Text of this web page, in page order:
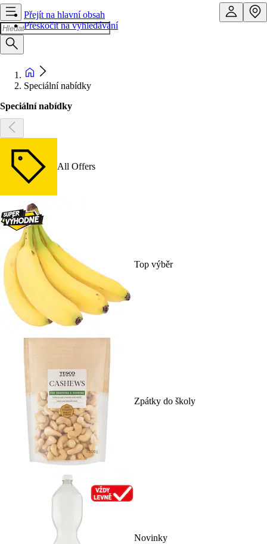
Přejít na hlavní obsah
Přeskočit na vyhledávání
Speciální nabídky
Speciální nabídky
All Offers
Top výběr
Zpátky do školy
Novinky